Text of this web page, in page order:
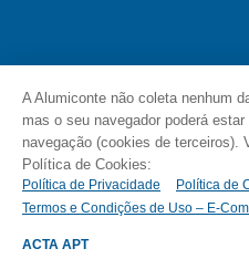
© Alumiconte, Grande
A Alumiconte não coleta nenhum
mas o seu navegador poderá
navegação (cookies de terceiros).
Política de Cookies:
Política de Privacidade
Política de
Termos e Condições de Uso – E-
ACTA APT